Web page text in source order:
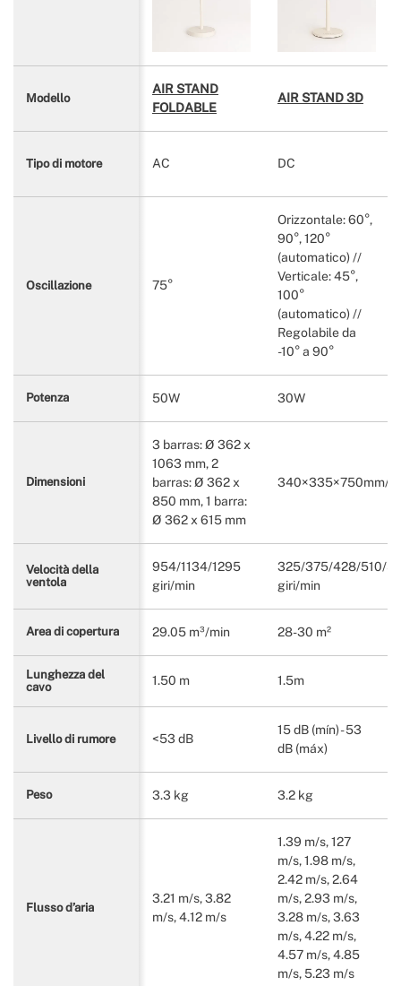
Modello
AIR STAND
FOLDABLE
AIR STAND 3D
Tipo di motore AC DC
Oscillazione 75°
Orizzontale: 60°,
90°, 120°
(automatico) //
Verticale: 45°,
100°
(automatico) //
Regolabile da
-10° a 90°
Potenza 50W 30W
Dimensioni
3 barras: Ø 362 x
1063 mm, 2
barras: Ø 362 x
850 mm, 1 barra:
Ø 362 x 615 mm
340×335×750mm/
Velocità della
ventola
954/1134/1295
giri/min
325/375/428/510/
giri/min
Area di copertura 29.05 m³/min 28-30 m²
Lunghezza del
cavo
1.50 m 1.5m
Livello di rumore <53 dB
15 dB (mín) - 53
dB (máx)
Peso 3.3 kg 3.2 kg
Flusso d’aria
3.21 m/s, 3.82
m/s, 4.12 m/s
1.39 m/s, 127
m/s, 1.98 m/s,
2.42 m/s, 2.64
m/s, 2.93 m/s,
3.28 m/s, 3.63
m/s, 4.22 m/s,
4.57 m/s, 4.85
m/s, 5.23 m/s